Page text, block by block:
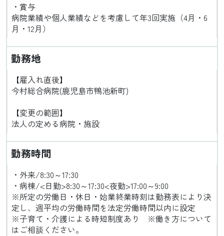
・賞与
病院業績や個人業績などを考慮して年3回実施（4月・6
月・12月）
勤務地
【雇入れ直後】
今村総合病院(鹿児島市鴨池新町)
【変更の範囲】
法人の定める病院・施設
勤務時間
・外来/8:30～17:30
・病棟/<日勤>8:30～17:30<夜勤>17:00～9:00
※所定の労働日・休日・始業終業時刻は勤務表により決
定し、週平均の労働時間を法定労働時間以内に設定
※子育て・介護による時短制度あり ※働き方について
はご相談ください。